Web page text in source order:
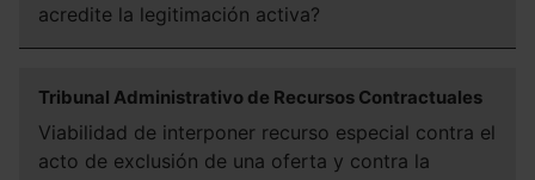
acredite la legitimación activa?
Tribunal Administrativo de Recursos Contractuales
Viabilidad de interponer recurso especial contra el
acto de exclusión de una oferta y contra la